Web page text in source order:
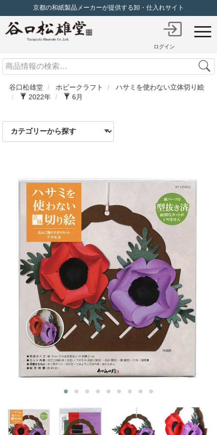
京都の和紙製品メーカーが提供する卸・仕入れサイト
ログイン
谷口松雄堂 ホビークラフト
ハサミを使わない立体切り絵
2022年
6月
Search